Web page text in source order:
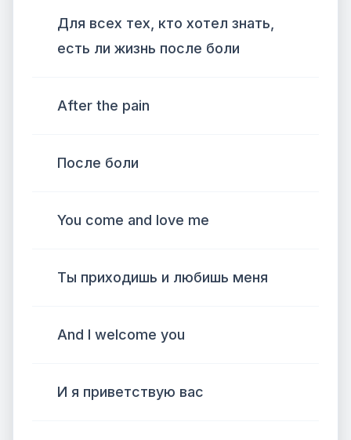
Для всех тех, кто хотел знать,
есть ли жизнь после боли
After the pain
После боли
You come and love me
Ты приходишь и любишь меня
And I welcome you
И я приветствую вас